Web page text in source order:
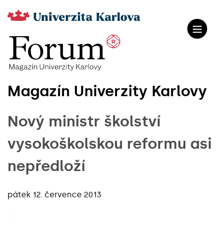
Magazín Univerzity Karlovy
Nový ministr školství
vysokoškolskou reformu asi
nepředloží
pátek 12. července 2013